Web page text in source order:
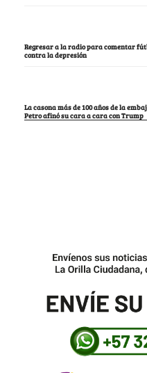
Regresar a la radio para comentar
contra la depresión
La casona más de 100 años de la
Petro afinó su cara a cara con Trump